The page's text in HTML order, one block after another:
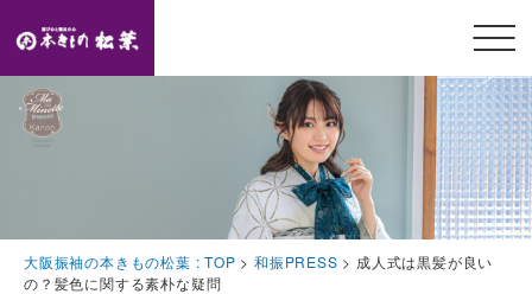
Feature
本きもの松葉の特徴
メニ
ュー
開閉
大阪振袖の本きもの松葉 : TOP >和振PRESS > 成人式は黒髪が良い
の？髪色に関する素朴な疑問